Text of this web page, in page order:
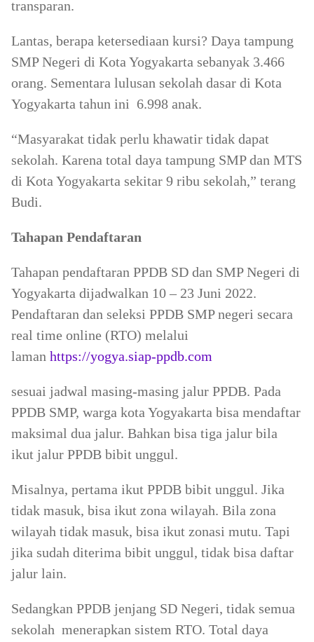
transparan.
Lantas, berapa ketersediaan kursi? Daya tampung
SMP Negeri di Kota Yogyakarta sebanyak 3.466
orang. Sementara lulusan sekolah dasar di Kota
Yogyakarta tahun ini 6.998 anak.
“Masyarakat tidak perlu khawatir tidak dapat
sekolah. Karena total daya tampung SMP dan MTS
di Kota Yogyakarta sekitar 9 ribu sekolah,” terang
Budi.
Tahapan Pendaftaran
Tahapan pendaftaran PPDB SD dan SMP Negeri di
Yogyakarta dijadwalkan 10 – 23 Juni 2022.
Pendaftaran dan seleksi PPDB SMP negeri secara
real time online (RTO) melalui
laman https://yogya.siap-ppdb.com
sesuai jadwal masing-masing jalur PPDB. Pada
PPDB SMP, warga kota Yogyakarta bisa mendaftar
maksimal dua jalur. Bahkan bisa tiga jalur bila
ikut jalur PPDB bibit unggul.
Misalnya, pertama ikut PPDB bibit unggul. Jika
tidak masuk, bisa ikut zona wilayah. Bila zona
wilayah tidak masuk, bisa ikut zonasi mutu. Tapi
jika sudah diterima bibit unggul, tidak bisa daftar
jalur lain.
Sedangkan PPDB jenjang SD Negeri, tidak semua
sekolah menerapkan sistem RTO. Total daya